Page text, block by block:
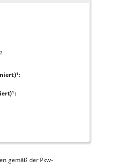
:
:
gemäß der Pkw-